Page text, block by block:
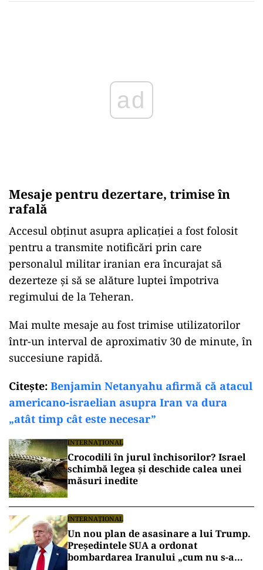
Mesaje pentru dezertare, trimise în
rafală
Accesul obținut asupra aplicației a fost folosit
pentru a transmite notificări prin care
personalul militar iranian era încurajat să
dezerteze și să se alăture luptei împotriva
regimului de la Teheran.
Mai multe mesaje au fost trimise utilizatorilor
într-un interval de aproximativ 30 de minute, în
succesiune rapidă.
Citeşte: Benjamin Netanyahu afirmă că atacul
americano‑israelian asupra Iran va dura
„atât timp cât este necesar”
INTERNAȚIONAL
Crocodili în jurul închisorilor? Israel
schimbă legea și deschide calea unei
măsuri inedite
INTERNAȚIONAL
Un nou plan de asasinare a lui Trump.
Președintele SUA a ordonat
bombardarea Iranului „cum nu s-a